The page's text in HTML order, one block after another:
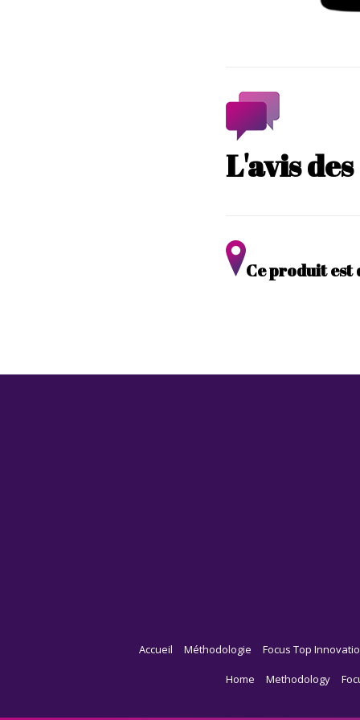
L'avis
Ce produit est
Accueil Méthodologie Focus Top
Home Methodology